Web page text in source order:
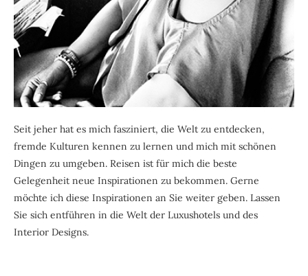
Seit jeher hat es mich fasziniert, die Welt zu entdecken,
fremde Kulturen kennen zu lernen und mich mit schönen
Dingen zu umgeben. Reisen ist für mich die beste
Gelegenheit neue Inspirationen zu bekommen. Gerne
möchte ich diese Inspirationen an Sie weiter geben. Lassen
Sie sich entführen in die Welt der Luxushotels und des
Interior Designs.